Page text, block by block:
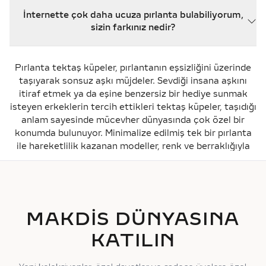
hayalinizdeki tasarımı hayata geçirebiliriz. İster 14 ayar ister 18
ayar; ister beyaz ister rose altın olarak ürünü tamamen size
İnternette çok daha ucuza pırlanta bulabiliyorum,
sizin farkınız nedir?
iki taşın gerçek ışıltısı yan yana geldiğinde fark edilir. Makdis
olarak biz, sadece sertifikasıyla değil, çıplak gözle bakıldığında
da kalitesini ispatlayan 'üst segment' taşları seçiyoruz ve bu
kaliteyi ömür boyu bakım garantisiyle destekliyoruz.
Pırlanta tektaş küpeler, pırlantanın eşsizliğini üzerinde
taşıyarak sonsuz aşkı müjdeler. Sevdiği insana aşkını
itiraf etmek ya da eşine benzersiz bir hediye sunmak
isteyen erkeklerin tercih ettikleri tektaş küpeler, taşıdığı
anlam sayesinde mücevher dünyasında çok özel bir
konumda bulunuyor. Minimalize edilmiş tek bir pırlanta
ile hareketlilik kazanan modeller, renk ve berraklığıyla
parıltısını hiç eksiltmeyen küpeler ve daha fazlası Makdis
sağlayacaktır. Bir tasarımdan çok daha fazlası,
pırlantanın uzmanı Makdis Pırlanta’nın usta ellerinde
şekilleniyor. Aradığınız modellere ulaşabilir, kendinize ya
Pırlanta Tektaş Küpe Modelleri
MAKDİS DÜNYASINA
KATILIN